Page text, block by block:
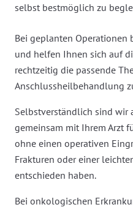
selbst bestmöglich zu
Bei geplanten Operationen
und helfen Ihnen sich auf
rechtzeitig die passende
Anschlussheilbehandlung
Selbstverständlich sind wir
gemeinsam mit Ihrem Arzt
ohne einen operativen
Frakturen oder einer
entschieden haben.
Bei onkologischen